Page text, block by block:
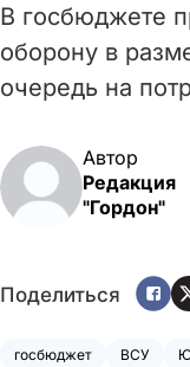
В госбюджете
оборону в
очередь на
Автор
Редакция
"Гордон"
Поделиться
госбюджет ВСУ